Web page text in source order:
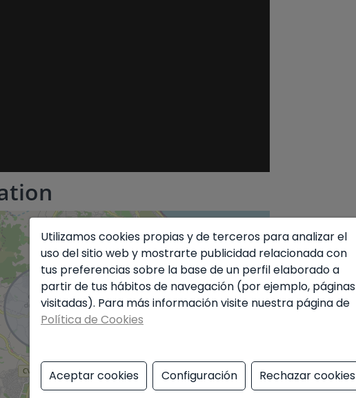
Utilizamos cookies propias y de terceros para analizar el
uso del sitio web y mostrarte publicidad relacionada con
tus preferencias sobre la base de un perfil elaborado a
partir de tus hábitos de navegación (por ejemplo, páginas
visitadas). Para más información visite nuestra página de
Política de Cookies
Aceptar cookies Configuración Rechazar cookies